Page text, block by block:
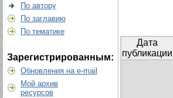
По автору
По заглавию
По тематике
Зарегистрированным:
Обновления на e-mail
Мой архив
ресурсов
Дата
публикации